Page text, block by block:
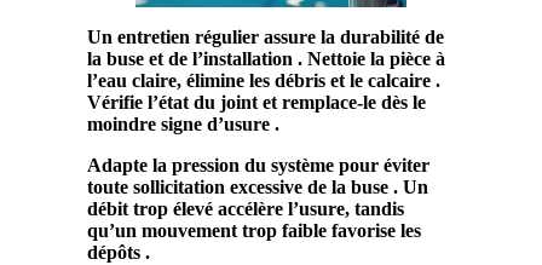
Un entretien régulier assure la durabilité de
la buse et de l’installation . Nettoie la pièce à
l’eau claire, élimine les débris et le calcaire .
Vérifie l’état du joint et remplace-le dès le
moindre signe d’usure .
Adapte la pression du système pour éviter
toute sollicitation excessive de la buse . Un
débit trop élevé accélère l’usure, tandis
qu’un mouvement trop faible favorise les
dépôts .